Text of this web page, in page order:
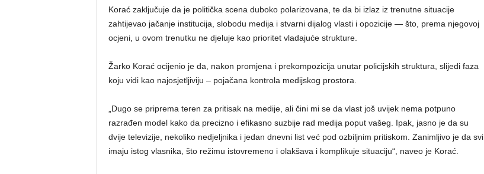
Korać zaključuje da je politička scena duboko polarizovana, te da bi izlaz iz trenutne situacije
zahtijevao jačanje institucija, slobodu medija i stvarni dijalog vlasti i opozicije — što, prema njegovoj
ocjeni, u ovom trenutku ne djeluje kao prioritet vladajuće strukture.
Žarko Korać ocijenio je da, nakon promjena i prekompozicija unutar policijskih struktura, slijedi faza
koju vidi kao najosjetljiviju – pojačana kontrola medijskog prostora.
„Dugo se priprema teren za pritisak na medije, ali čini mi se da vlast još uvijek nema potpuno
razrađen model kako da precizno i efikasno suzbije rad medija poput vašeg. Ipak, jasno je da su
dvije televizije, nekoliko nedjeljnika i jedan dnevni list već pod ozbiljnim pritiskom. Zanimljivo je da svi
imaju istog vlasnika, što režimu istovremeno i olakšava i komplikuje situaciju“, naveo je Korać.